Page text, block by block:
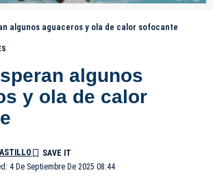
algunos aguaceros y ola de calor sofocante
algunos
y ola de calor
4 De Septiembre De 2025 08:44